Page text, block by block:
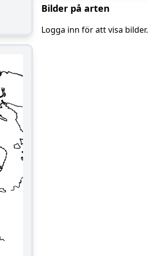
Bilder på arten
Logga inn för att visa bilder.